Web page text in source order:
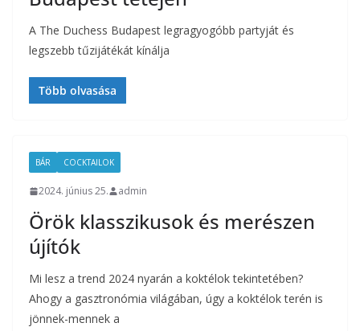
A The Duchess Budapest legragyogóbb partyját és
legszebb tűzijátékát kínálja
Több olvasása
BÁR COCKTAILOK
2024. június 25. admin
Örök klasszikusok és merészen
újítók
Mi lesz a trend 2024 nyarán a koktélok tekintetében?
Ahogy a gasztronómia világában, úgy a koktélok terén is
jönnek-mennek a